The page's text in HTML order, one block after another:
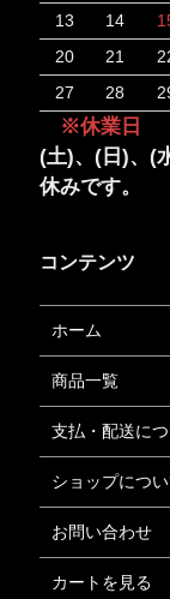
13
14
20
21
27
28
※休業日
(土)、(日)、(
休みです。
コンテンツ
ホーム
商品一覧
支払・配送に
ショップにつ
お問い合わせ
カートを見る